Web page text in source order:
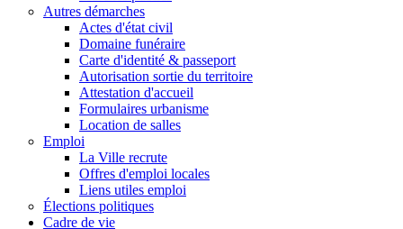
Autres démarches
Actes d'état civil
Domaine funéraire
Carte d'identité & passeport
Autorisation sortie du territoire
Attestation d'accueil
Formulaires urbanisme
Location de salles
Emploi
La Ville recrute
Offres d'emploi locales
Liens utiles emploi
Élections politiques
Cadre de vie